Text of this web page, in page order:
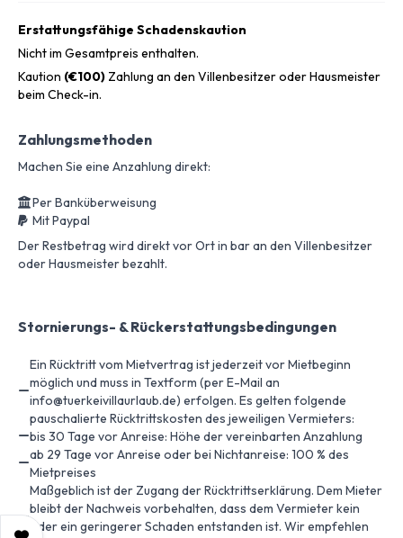
Erstattungsfähige Schadenskaution
Nicht im Gesamtpreis enthalten.
Kaution (€100) Zahlung an den Villenbesitzer oder Hausmeister
beim Check-in.
Zahlungsmethoden
Machen Sie eine Anzahlung direkt:
Per Banküberweisung
Mit Paypal
Der Restbetrag wird direkt vor Ort in bar an den Villenbesitzer
oder Hausmeister bezahlt.
Stornierungs- & Rückerstattungsbedingungen
Ein Rücktritt vom Mietvertrag ist jederzeit vor Mietbeginn
möglich und muss in Textform (per E-Mail an
info@tuerkeivillaurlaub.de) erfolgen. Es gelten folgende
pauschalierte Rücktrittskosten des jeweiligen Vermieters:
bis 30 Tage vor Anreise: Höhe der vereinbarten Anzahlung
ab 29 Tage vor Anreise oder bei Nichtanreise: 100 % des
Mietpreises
Maßgeblich ist der Zugang der Rücktrittserklärung. Dem Mieter
bleibt der Nachweis vorbehalten, dass dem Vermieter kein
oder ein geringerer Schaden entstanden ist. Wir empfehlen